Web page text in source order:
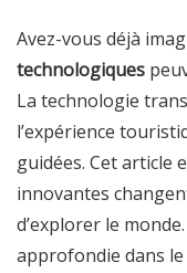
Avez-vous déjà
technologiques
La technologie
l’expérience
guidées. Cet article
innovantes
d’explorer le
approfondie dans